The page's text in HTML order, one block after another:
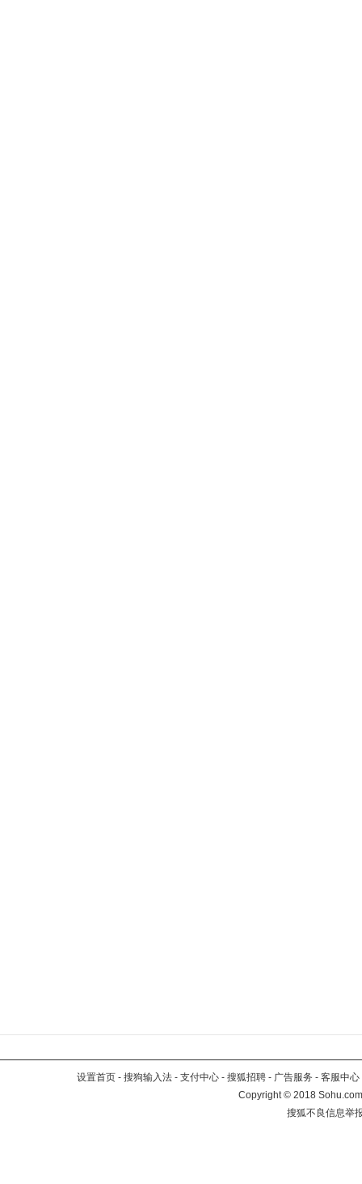
设置首页 - 搜狗输入法 - 支付中心 - 搜狐招聘 - 广告服务 - 客服中心
Copyright©2018
搜狐不良信息举